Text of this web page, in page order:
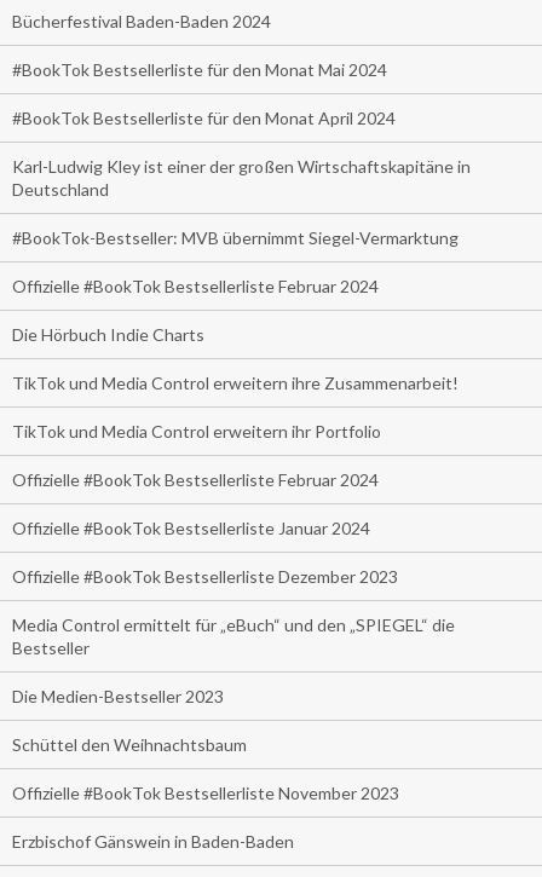
Bücherfestival Baden-Baden 2024
#BookTok Bestsellerliste für den Monat Mai 2024
#BookTok Bestsellerliste für den Monat April 2024
Karl-Ludwig Kley ist einer der großen Wirtschaftskapitäne in
Deutschland
#BookTok-Bestseller: MVB übernimmt Siegel-Vermarktung
Offizielle #BookTok Bestsellerliste Februar 2024
Die Hörbuch Indie Charts
TikTok und Media Control erweitern ihre Zusammenarbeit!
TikTok und Media Control erweitern ihr Portfolio
Offizielle #BookTok Bestsellerliste Februar 2024
Offizielle #BookTok Bestsellerliste Januar 2024
Offizielle #BookTok Bestsellerliste Dezember 2023
Media Control ermittelt für „eBuch“ und den „SPIEGEL“ die
Bestseller
Die Medien-Bestseller 2023
Schüttel den Weihnachtsbaum
Offizielle #BookTok Bestsellerliste November 2023
Erzbischof Gänswein in Baden-Baden